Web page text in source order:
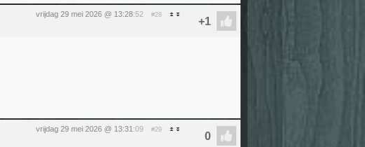
vrijdag 29 mei 2026 @ 13:28:52 #28
vrijdag 29 mei 2026 @ 13:31 :09 #29